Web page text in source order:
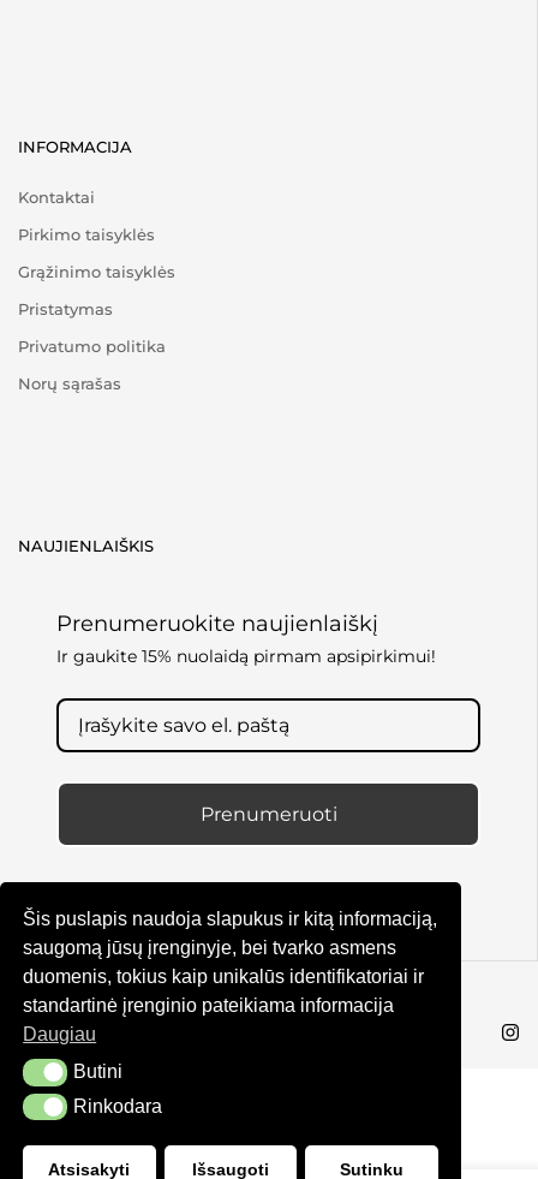
Šis puslapis naudoja slapukus ir kitą informaciją,
saugomą jūsų įrenginyje, bei tvarko asmens
duomenis, tokius kaip unikalūs identifikatoriai ir
standartinė įrenginio pateikiama informacija
Daugiau
Butini Butini
RinkodaraRinkodara
Atsisakyti Išsaugoti Sutinku
INFORMACIJA
Kontaktai
Pirkimo taisyklės
Grąžinimo taisyklės
Pristatymas
Privatumo politika
Norų sąrašas
NAUJIENLAIŠKIS
Prenumeruokite naujienlaiškį
Ir gaukite 15% nuolaidą pirmam apsipirkimui!
Prenumeruoti
© KRUTA 2025